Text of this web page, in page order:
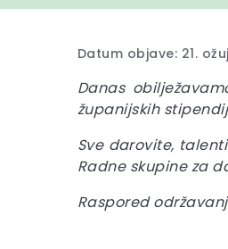
Datum objave: 21.
Danas
županijskih
Sve darovite,
Radne skupine za
Raspored